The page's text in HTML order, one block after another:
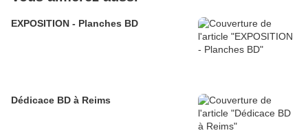
EXPOSITION - Planches BD
Dédicace BD à Reims